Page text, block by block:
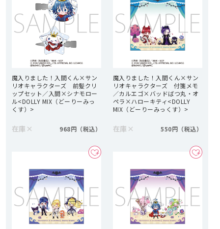
魔入りました！入間くん×サン
リオキャラクターズ 前髪クリ
ップセット／入間×シナモロー
ル<DOLLY MIX（どーりーみっ
くす）>
在庫 × 968円
魔入りました！入間くん×サン
リオキャラクターズ 付箋メモ
／カルエゴ×バッドばつ丸・オ
ペラ×ハローキティ<DOLLY
MIX（どーりーみっくす）>
在庫 × 550円